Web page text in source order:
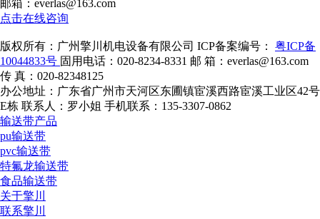
邮箱：everlas@163.com
点击在线咨询
版权所有：广州擎川机电设备有限公司 ICP备案编号： 粤ICP备
10044833号 固用电话：020-8234-8331 邮 箱：everlas@163.com
传 真：020-82348125
办公地址：广东省广州市天河区东圃镇宦溪西路宦溪工业区42号
E栋 联系人：罗小姐 手机联系：135-3307-0862
输送带产品
pu输送带
pvc输送带
特氟龙输送带
食品输送带
关于擎川
联系擎川